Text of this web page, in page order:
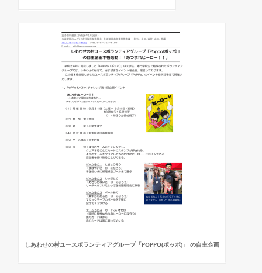
しあわせの村ユースボランティアグループ「POPPO(ポッポ)」 の自主企画